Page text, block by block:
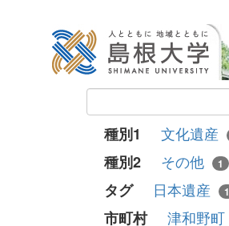
種別1 文化遺産
種別2 その他 1
タグ 日本遺産 1
市町村 津和野町